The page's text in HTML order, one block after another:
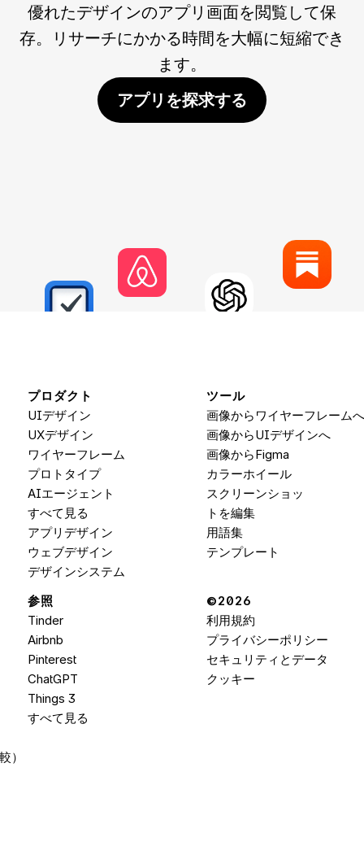
優れたデザインのアプリ画面を閲覧して保
存。リサーチにかかる時間を大幅に短縮でき
ます。
アプリを探求する
プロダクト
UIデザイン
UXデザイン
ワイヤーフレーム
アプリデザイン
ウェブデザイン
デザインシステム
プロトタイプ
AIエージェント
すべて見る
ツール
画像からワイヤーフレームへ
画像からUIデザインへ
画像からFigma
カラーホイール
スクリーンショッ
トを編集
用語集
テンプレート
）
参照
Tinder
Airbnb
Pinterest
ChatGPT
Things 3
すべて見る
©2026
利用規約
プライバシーポリシー
セキュリティとデータ
クッキー